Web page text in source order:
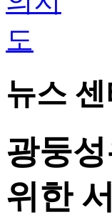
뉴스 센
광둥
위한